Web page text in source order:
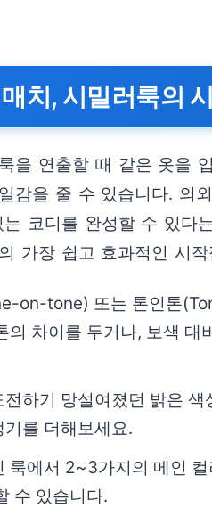
치, 시밀러룩의
을 연출할 때 같은 옷을
감을 줄 수 있습니다. 의
코디를 완성할 수 있다
가장 쉽고 효과적인 시
on-tone) 또는 톤인톤
의 차이를 두거나, 보색 대
전하기 망설여졌던 밝은
기를 더해보세요.
룩에서 2~3가지의 메인
수 있습니다.